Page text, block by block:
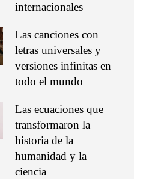
internacionales
Las canciones con
letras universales y
versiones infinitas en
todo el mundo
Las ecuaciones que
transformaron la
historia de la
humanidad y la
ciencia